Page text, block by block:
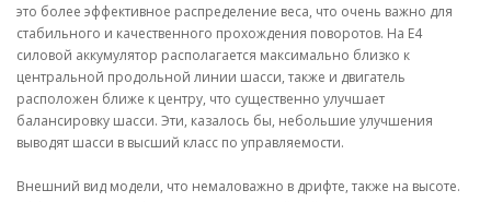
это более эффективное распределение веса, что очень важно для
стабильного и качественного прохождения поворотов. На E4
силовой аккумулятор располагается максимально близко к
центральной продольной линии шасси, также и двигатель
расположен ближе к центру, что существенно улучшает
балансировку шасси. Эти, казалось бы, небольшие улучшения
выводят шасси в высший класс по управляемости.
Внешний вид модели, что немаловажно в дрифте, также на высоте.